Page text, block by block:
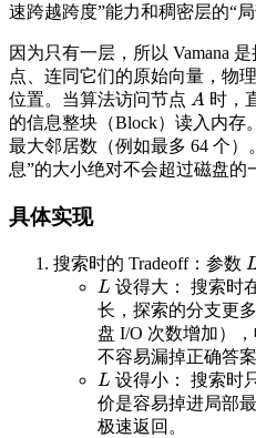
速跨越跨度”能力和稠密层的“局
因为只有一层，所以 Vamana
点、连同它们的原始向量，物
位置。当算法访问节点 A
A 时，
的信息整块（Block）读入内存
最大邻居数（例如最多 64 个
息”的大小绝对不会超过磁盘的
具体实现
搜索时的 Tradeoff：参数 L
L
L 设得大： 搜索时
长，探索的分支更
盘 I/O 次数增加），
不容易漏掉正确答案
L
L 设得小： 搜索时
价是容易掉进局部
极速返回。